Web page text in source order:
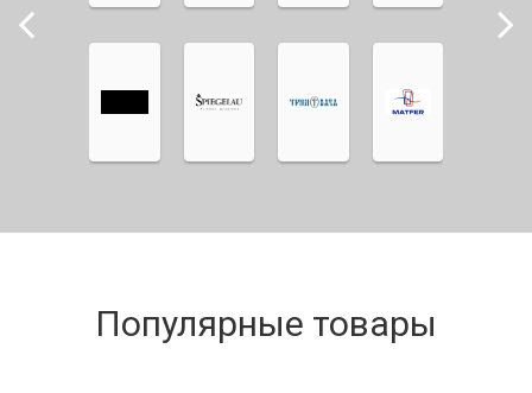
Популярные товары